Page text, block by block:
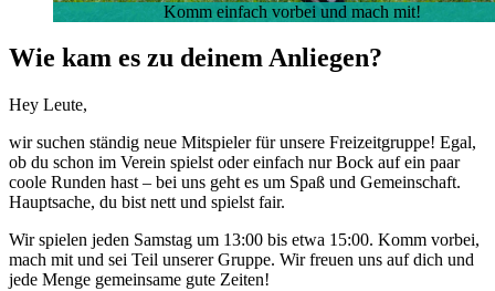
Komm ein­fach vor­bei und mach mit!
Wie kam es zu dei­nem An­lie­gen?
Hey Leu­te,
wir su­chen stän­dig neue Mit­spie­ler für un­se­re Frei­zeit­grup­pe! Egal,
ob du schon im Ver­ein spielst oder ein­fach nur Bock auf ein paar
coo­le Run­den hast – bei uns geht es um Spaß und Ge­mein­schaft.
Haupt­sa­che, du bist nett und spielst fair.
Wir spie­len je­den Sams­tag um 13:00 bis etwa 15:00. Komm vor­bei,
mach mit und sei Teil un­se­rer Grup­pe. Wir freu­en uns auf dich und
jede Men­ge ge­mein­sa­me gute Zei­ten!